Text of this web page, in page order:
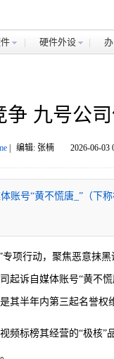
硬件外设
争 九号公
| 编辑: 张楠 2026-06-03
账号“黄不慌唐_”（下
专项行动，聚焦恶意抹
起诉自媒体账号“黄不
其半年内第三起名誉权
频标榜其经营的“极核